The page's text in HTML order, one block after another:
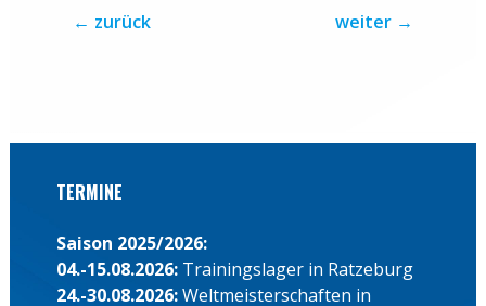
← zurück weiter →
TERMINE
Saison 2025/2026:
04.-15.08.2026: Trainingslager in Ratzeburg
24.-30.08.2026:Weltmeisterschaften in